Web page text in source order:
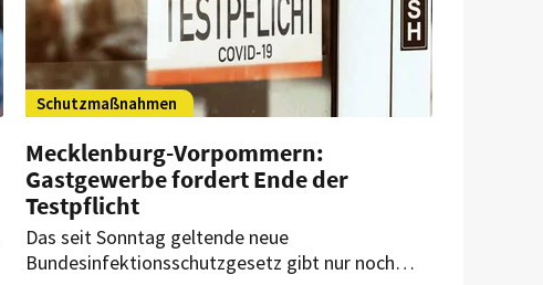
Schutzmaßnahmen
Mecklenburg-Vorpommern:
Gastgewerbe fordert Ende der
Testpflicht
Das seit Sonntag geltende neue
Bundesinfektionsschutzgesetz gibt nur noch